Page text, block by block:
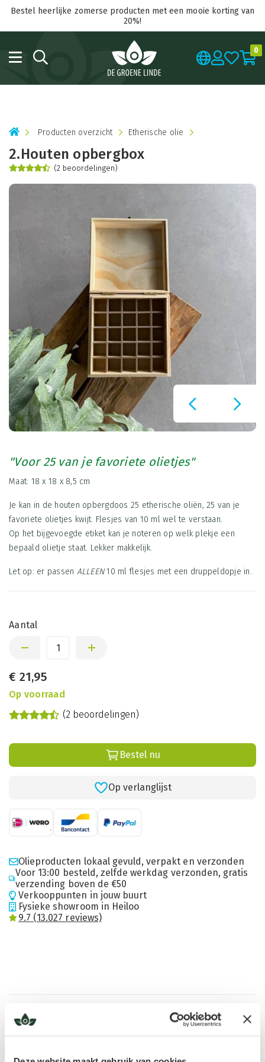
Bestel heerlijke zomerse producten met een mooie korting van
20%!
0
Producten overzicht Etherische olie
2.Houten opbergbox
(2 beoordelingen)
"Voor 25 van je favoriete olietjes"
Maat: 18 x 18 x 8,5 cm
Je kan in de houten opbergdoos 25 etherische oliën, 25 van je
favoriete olietjes kwijt. Flesjes van 10 ml wel te verstaan.
Op het bijgevoegde etiket kan je noteren op welk plekje een
bepaald olietje staat. Lekker makkelijk.
Let op: er passen ALLEEN10 ml flesjes met een druppeldopje in.
Aantal
€ 21,95
Op voorraad
(2 beoordelingen)
Bestel nu
Op verlanglijst
Olieproducten lokaal gevuld, verpakt en verzonden
Voor 13:00 besteld, zelfde werkdag verzonden, gratis
verzending boven de €50
Verkooppunten in jouw buurt
Fysieke showroom in Heiloo
9.7 (13.027 reviews)
Digitaal Info Gidsje
In dit info gidsje vind je informatie over het gebruik van de